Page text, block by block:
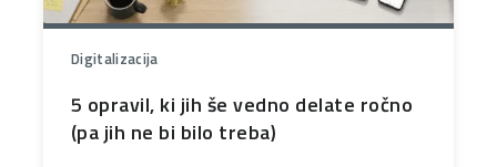
Digitalizacija
5 opravil, ki jih še vedno delate ročno
(pa jih ne bi bilo treba)